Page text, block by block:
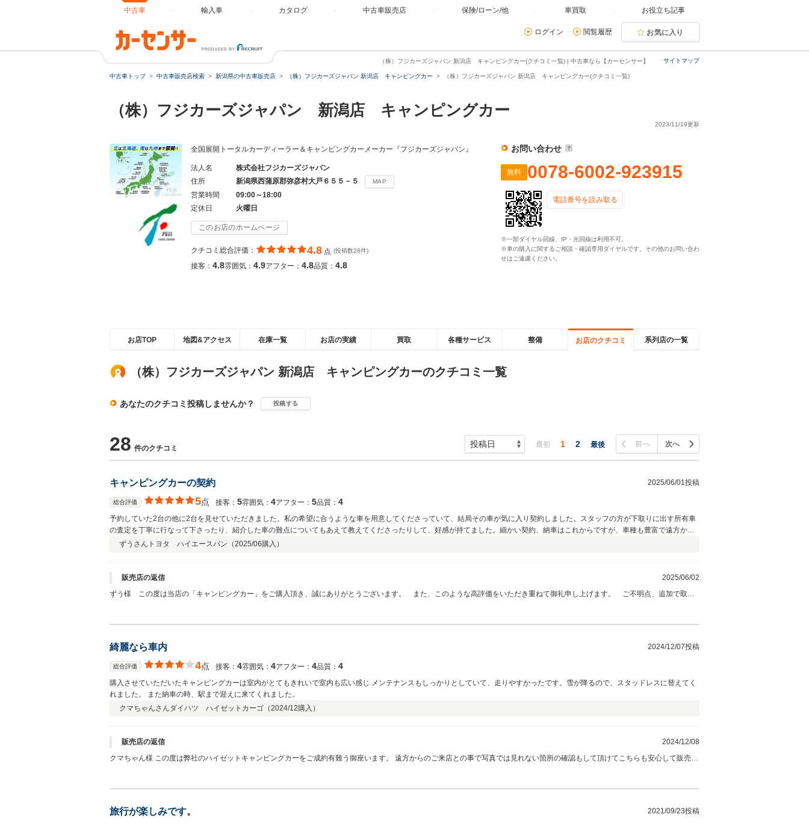
中古車 輸入車 カタログ 中古車販売店 保険/ローン/他 車買取 お役立ち記事
ログイン 閲覧履歴 お気に入り
サイトマップ
（株）フジカーズジャパン 新潟店 キャンピングカー(クチコミ一覧) | 中古車なら【カーセンサー】
中古車トップ 中古車販売店検索 新潟県の中古車販売店 （株）フジカーズジャパン 新潟店 キャンピングカー （株）フジカーズジャパン 新潟店 キャンピングカー(クチコミ一覧)
（株）フジカーズジャパン 新潟店 キャンピングカー
2023/11/19更新
全国展開トータルカーディーラー＆キャンピングカーメーカー『フジカーズジャパン』
法人名
株式会社フジカーズジャパン
住所
新潟県西蒲原郡弥彦村大戸６５５－５ MAP
営業時間
09:00～18:00
定休日
火曜日
このお店のホームページ
クチコミ総合評価： 4.8 点 (投稿数28件)
接客： 4.8雰囲気： 4.9アフター： 4.8品質： 4.8
お問い合わせ
無料 0078-6002-923915
電話番号を読み取る
※一部ダイヤル回線、IP・光回線は利用不可。
※車の購入に関するご相談・確認専用ダイヤルです。その他のお問い合わ
せはご遠慮ください。
お店TOP 地図&アクセス 在庫一覧 お店の実績 買取 各種サービス 整備 お店のクチコミ 系列店の一覧
（株）フジカーズジャパン 新潟店 キャンピングカーのクチコミ一覧
あなたのクチコミ投稿しませんか？ 投稿する
28 件のクチコミ 最初 1 2 最後 前へ 次へ
キャンピングカーの契約 2025/06/01投稿
総合評価 5点 接客： 5雰囲気： 4アフター： 5品質： 4
予約していた2台の他に2台を見せていただきました。私の希望に合うような車を用意してくださっていて、結局その車が気に入り契約しました。スタッフの方が下取りに出す所有車
の査定を丁寧に行なって下さったり、紹介した車の難点についてもあえて教えてくださったりして、好感が持てました。細かい契約、納車はこれからですが、車種も豊富で遠方から
出かけた甲斐がありました。
ずうさん トヨタ ハイエースバン（2025/06購入）
販売店の返信
2025/06/02
ずう様 この度は当店の「キャンピングカー」をご購入頂き、誠にありがとうございます。 また、このような高評価をいただき重ねて御礼申し上げます。 ご不明点、追加で取り
綺麗なら車内 2024/12/07投稿
総合評価 4点 接客： 4雰囲気： 4アフター： 4品質： 4
購入させていただいたキャンピングカーは室内がとてもきれいで室内も広い感じ メンテナンスもしっかりとしていて、走りやすかったです。雪が降るので、スタッドレスに替えてく
れました。 また納車の時、駅まで迎えに来てくれました。
クマちゃんさんダイハツ ハイゼットカーゴ（2024/12購入）
販売店の返信
2024/12/08
クマちゃん様 この度は弊社のハイゼットキャンピングカーをご成約有難う御座います。 遠方からのご来店との事で写真では見れない箇所の確認もして頂けてこちらも安心して販売で
旅行が楽しみです。 2021/09/23投稿